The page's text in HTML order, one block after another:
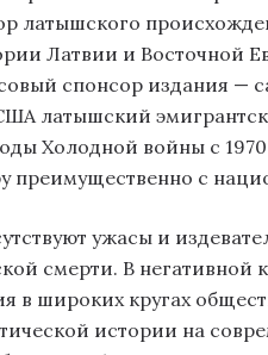
латышского
Латвии и Восточной
спонсор издания —
латышский
Холодной войны с
преимущественно с
ужасы и
смерти. В негативной
в широких кругах
истории на